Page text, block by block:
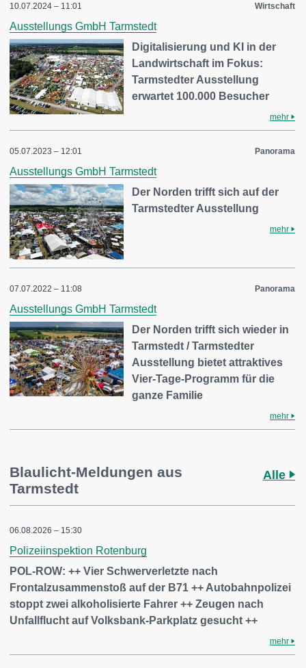
10.07.2024 – 11:01 Wirtschaft
Ausstellungs GmbH Tarmstedt
Digitalisierung und KI in der
Landwirtschaft im Fokus:
Tarmstedter Ausstellung
erwartet 100.000 Besucher
mehr
05.07.2023 – 12:01 Panorama
Ausstellungs GmbH Tarmstedt
Der Norden trifft sich auf der
Tarmstedter Ausstellung
mehr
07.07.2022 – 11:08 Panorama
Ausstellungs GmbH Tarmstedt
Der Norden trifft sich wieder in
Tarmstedt / Tarmstedter
Ausstellung bietet attraktives
Vier-Tage-Programm für die
ganze Familie
mehr
Blaulicht-Meldungen aus
Tarmstedt
Alle
06.08.2026 – 15:30
Polizeiinspektion Rotenburg
POL-ROW: ++ Vier Schwerverletzte nach
Frontalzusammenstoß auf der B71 ++ Autobahnpolizei
stoppt zwei alkoholisierte Fahrer ++ Zeugen nach
Unfallflucht auf Volksbank-Parkplatz gesucht ++
mehr